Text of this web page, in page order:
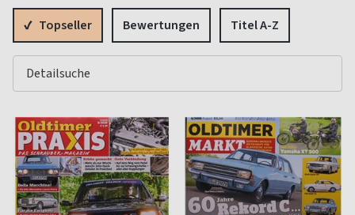
Topseller Bewertungen Titel A-Z